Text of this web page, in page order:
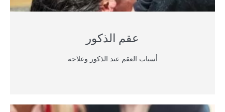
عقم الذكور
أسباب العقم عند الذكور وعلاجه